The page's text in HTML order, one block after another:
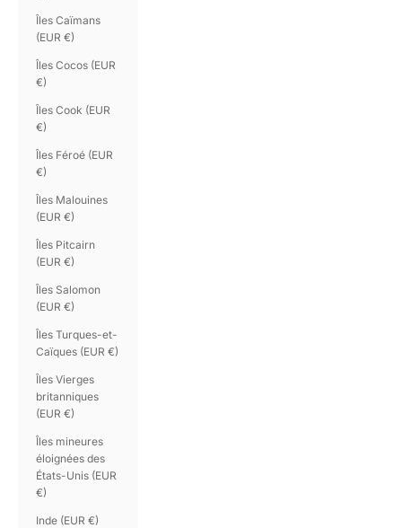
Îles Caïmans
(EUR €)
Îles Cocos (EUR
€)
Îles Cook (EUR
€)
Îles Féroé (EUR
€)
Îles Malouines
(EUR €)
Îles Pitcairn
(EUR €)
Îles Salomon
(EUR €)
Îles Turques-et-
Caïques (EUR €)
Îles Vierges
britanniques
(EUR €)
Îles mineures
éloignées des
États-Unis (EUR
€)
Inde (EUR €)